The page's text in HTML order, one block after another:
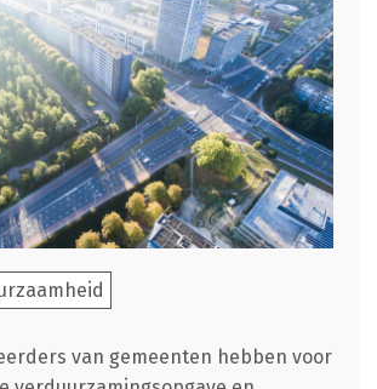
van gemeenten hebben voor